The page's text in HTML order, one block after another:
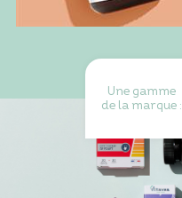
Une gamme
de la marque :